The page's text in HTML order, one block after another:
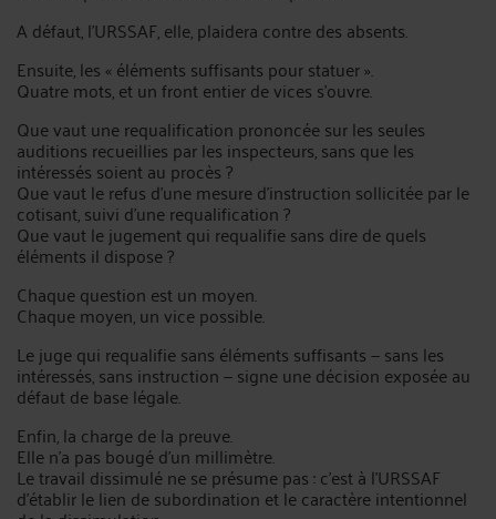
A défaut, l'URSSAF, elle, plaidera contre des absents.
Ensuite, les « éléments suffisants pour statuer ».
Quatre mots, et un front entier de vices s'ouvre.
Que vaut une requalification prononcée sur les seules
auditions recueillies par les inspecteurs, sans que les
intéressés soient au procès ?
Que vaut le refus d'une mesure d'instruction sollicitée par le
cotisant, suivi d'une requalification ?
Que vaut le jugement qui requalifie sans dire de quels
éléments il dispose ?
Chaque question est un moyen.
Chaque moyen, un vice possible.
Le juge qui requalifie sans éléments suffisants — sans les
intéressés, sans instruction — signe une décision exposée au
défaut de base légale.
Enfin, la charge de la preuve.
Elle n'a pas bougé d'un millimètre.
Le travail dissimulé ne se présume pas : c'est à l'URSSAF
d'établir le lien de subordination et le caractère intentionnel